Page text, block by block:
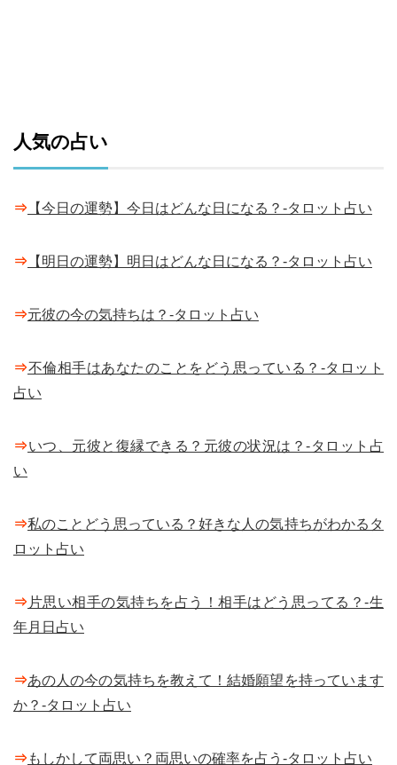
人気の占い
⇒ 【今日の運勢】今日はどんな日になる？-タロット占い
⇒ 【明日の運勢】明日はどんな日になる？-タロット占い
⇒元彼の今の気持ちは？-タロット占い
⇒不倫相手はあなたのことをどう思っている？-タロット
占い
⇒いつ、元彼と復縁できる？元彼の状況は？-タロット占
い
⇒私のことどう思っている？好きな人の気持ちがわかるタ
ロット占い
⇒ 片思い相手の気持ちを占う！相手はどう思ってる？-生
年月日占い
⇒あの人の今の気持ちを教えて！結婚願望を持っています
か？-タロット占い
⇒もしかして両思い？両思いの確率を占う-タロット占い